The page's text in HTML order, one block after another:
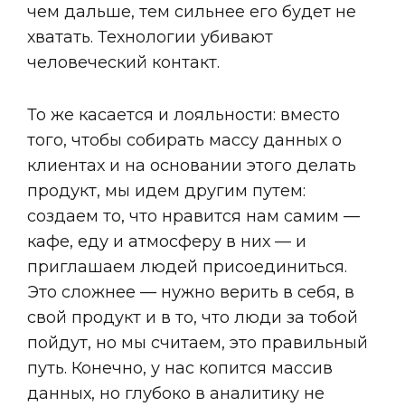
чем дальше, тем сильнее его будет не
хватать. Технологии убивают
человеческий контакт.
То же касается и лояльности: вместо
того, чтобы собирать массу данных о
клиентах и на основании этого делать
продукт, мы идем другим путем:
создаем то, что нравится нам самим —
кафе, еду и атмосферу в них — и
приглашаем людей присоединиться.
Это сложнее — нужно верить в себя, в
свой продукт и в то, что люди за тобой
пойдут, но мы считаем, это правильный
путь. Конечно, у нас копится массив
данных, но глубоко в аналитику не